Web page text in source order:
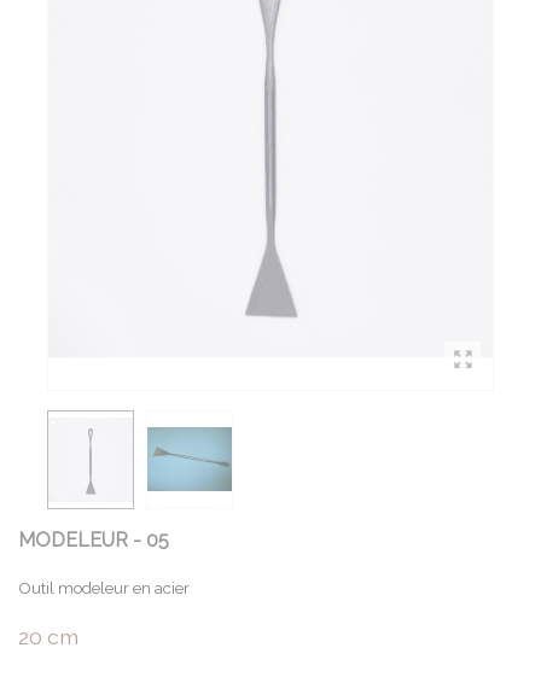
MODELEUR - 05
Outil modeleur en acier
20 cm